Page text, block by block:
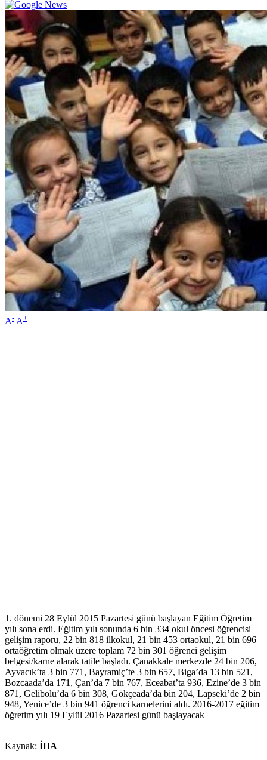
A- A+
1. dönemi 28 Eylül 2015 Pazartesi günü başlayan Eğitim Öğretim
yılı sona erdi. Eğitim yılı sonunda 6 bin 334 okul öncesi öğrencisi
gelişim raporu, 22 bin 818 ilkokul, 21 bin 453 ortaokul, 21 bin 696
ortaöğretim olmak üzere toplam 72 bin 301 öğrenci gelişim
belgesi/karne alarak tatile başladı. Çanakkale merkezde 24 bin 206,
Ayvacık’ta 3 bin 771, Bayramiç’te 3 bin 657, Biga’da 13 bin 521,
Bozcaada’da 171, Çan’da 7 bin 767, Eceabat’ta 936, Ezine’de 3 bin
871, Gelibolu’da 6 bin 308, Gökçeada’da bin 204, Lapseki’de 2 bin
948, Yenice’de 3 bin 941 öğrenci karnelerini aldı. 2016-2017 eğitim
öğretim yılı 19 Eylül 2016 Pazartesi günü başlayacak
Kaynak: İHA